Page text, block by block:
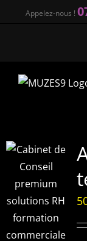
PasserAppelez-nous !